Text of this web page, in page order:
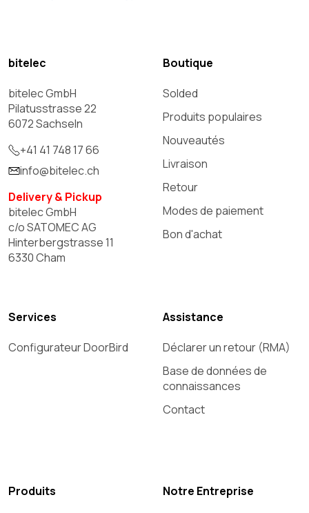
bitelec
bitelec GmbH
Pilatusstrasse 22
6072 Sachseln
+41 41 748 17 66
info@bitelec.ch
Delivery & Pickup
bitelec GmbH
c/o SATOMEC AG
Hinterbergstrasse 11
6330 Cham
Boutique
Solded
Produits populaires
Nouveautés
Livraison
Retour
Modes de paiement
Bon d'achat
Services
Configurateur DoorBird
Assistance
Déclarer un retour (RMA)
Base de données de
connaissances
Contact
Produits
Notre Entreprise